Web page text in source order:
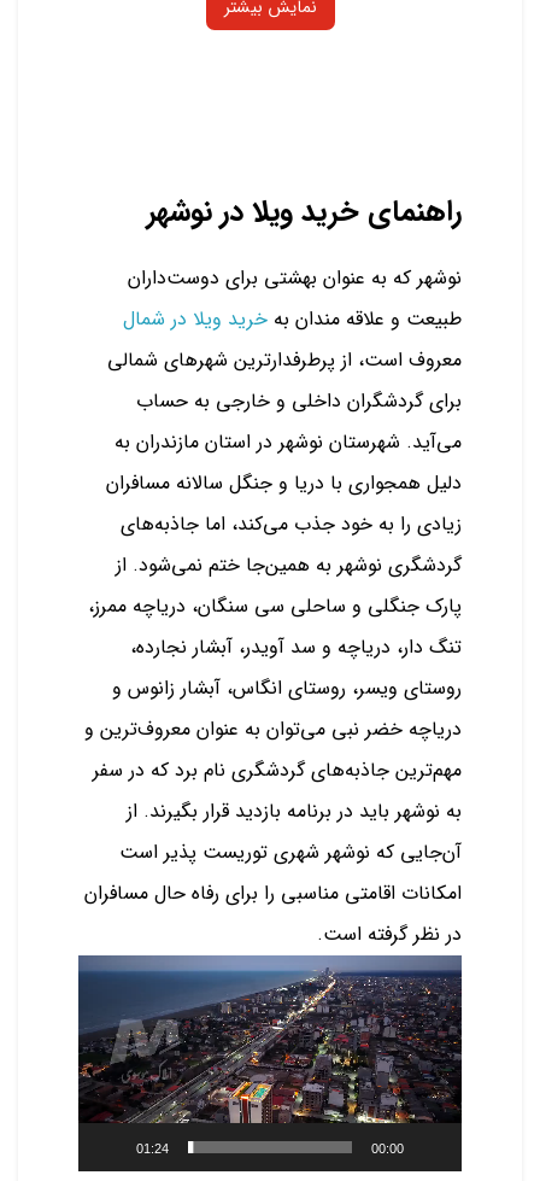
نمایش بیشتر
راهنمای خرید ویلا در نوشهر
نوشهر که به عنوان بهشتی برای دوست‌داران
طبیعت و علاقه مندان به خرید ویلا در شمال
معروف است، از پرطرفدارترین شهرهای شمالی
برای گردشگران داخلی و خارجی به حساب
می‌آید. شهرستان نوشهر در استان مازندران به
دلیل همجواری با دریا و جنگل سالانه مسافران
زیادی را به خود جذب می‌کند، اما جاذبه‌های
گردشگری نوشهر به همین‌جا ختم نمی‌شود. از
پارک جنگلی و ساحلی سی سنگان، دریاچه ممرز،
تنگ دار، دریاچه و سد آویدر، آبشار نجارده،
روستای ویسر، روستای انگاس، آبشار زانوس و
دریاچه خضر نبی می‌توان به عنوان معروف‌ترین و
مهم‌ترین جاذبه‌های گردشگری نام برد که در سفر
به نوشهر باید در برنامه بازدید قرار بگیرند. از
آن‌جایی که نوشهر شهری توریست پذیر است
امکانات اقامتی مناسبی را برای رفاه حال مسافران
در نظر گرفته است.
نمایشگر
ویدیو
00:00
01:24